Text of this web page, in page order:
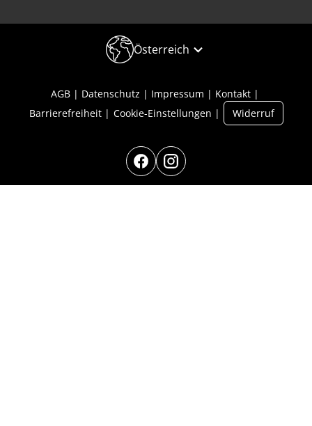
Österreich
AGB Datenschutz Impressum
Kontakt
Barrierefreiheit
Cookie-Einstellungen Widerruf